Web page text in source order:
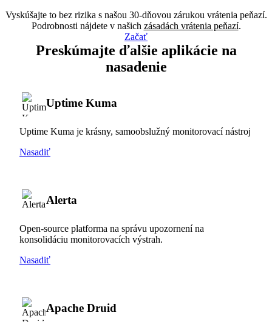
Vyskúšajte to bez rizika s našou 30-dňovou zárukou vrátenia peňazí.
Podrobnosti nájdete v našich zásadách vrátenia peňazí.
Začať
Preskúmajte ďalšie aplikácie na
nasadenie
Uptime Kuma
Uptime Kuma je krásny, samoobslužný monitorovací nástroj
Nasadiť
Alerta
Open-source platforma na správu upozornení na
konsolidáciu monitorovacích výstrah.
Nasadiť
Apache Druid